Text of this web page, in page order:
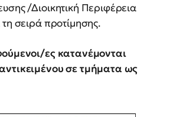
/Διοικητική Περιφέρεια
σειρά προτίμησης.
ες κατανέμονται
σε τμήματα ως